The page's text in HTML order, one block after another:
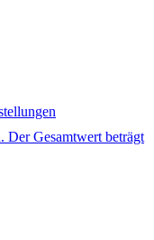
Der Gesamtwert beträgt